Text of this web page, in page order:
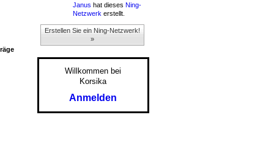
Janus hat dieses Ning-
Netzwerk erstellt.
Erstellen Sie ein Ning-Netzwerk!
»
Willkommen bei
Korsika
Anmelden